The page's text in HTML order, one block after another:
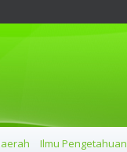
Ilmu Pengetahuan